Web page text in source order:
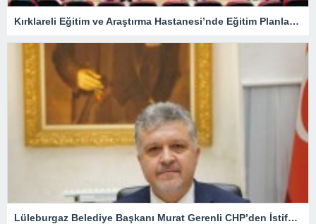
Kırklareli Eğitim ve Araştırma Hastanesi’nde Eğitim Planlaması Masaya Yatırıldı
Lüleburgaz Belediye Başkanı Murat Gerenli CHP’den İstifa Etti